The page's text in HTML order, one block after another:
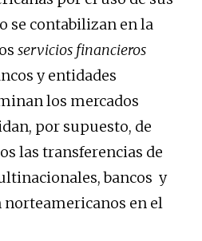
se contabilizan en la
servicios financieros
y entidades
los mercados
por supuesto, de
las transferencias de
bancos y
en el